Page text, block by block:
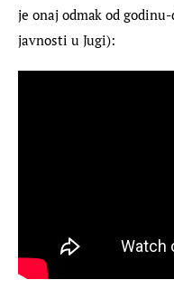
je onaj odmak od
javnosti u Jugi):